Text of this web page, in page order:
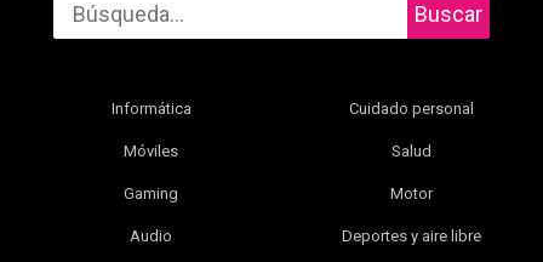
Buscar
Informática
Móviles
Gaming
Audio
Cuidado personal
Salud
Motor
Deportes y aire libre